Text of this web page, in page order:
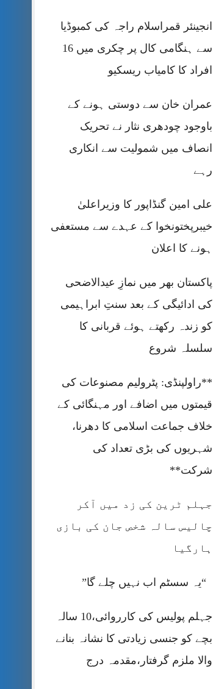
انجینئر قمراسلام راجہ کی کمبوڈیا
سے ہنگامی کال پر چکری میں 16
افراد کا کامیاب ریسکیو
عمران خان سے دوستی ہونے کے
باوجود چودھری نثار نے تحریک
انصاف میں شمولیت سے انکاری
رہے
علی امین گنڈاپور کا وزیراعلیٰ
خیبرپختونخوا کے عہدے سے مستعفی
ہونے کا اعلان
پاکستان بھر میں نمازِ عیدالاضحی
کی ادائیگی کے بعد سنتِ ابراہیمی
کو زندہ رکھتے ہوئے قربانی کا
سلسلہ شروع
**راولپنڈی: پٹرولیم مصنوعات کی
قیمتوں میں اضافے اور مہنگائی کے
خلاف جماعت اسلامی کا دھرنا،
شہریوں کی بڑی تعداد کی
شرکت**
جہلم ٹرین کی زد میں آکر
چالیس سالہ شخص جان کی بازی
ہارگیا
“یہ سسٹم اب نہیں چلے گا”
جہلم پولیس کی کارروائی،10 سالہ
بچے کو جنسی زیادتی کا نشانہ بنانے
والا ملزم گرفتار،مقدمہ درج